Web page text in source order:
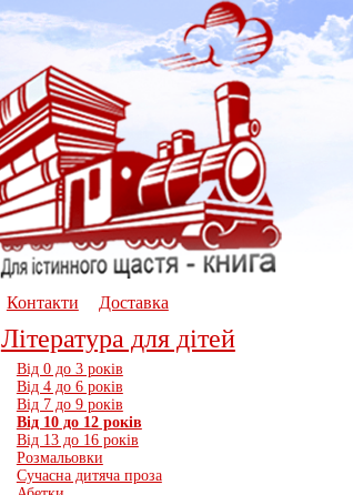
Контакти Доставка
Література для дітей
Вiд 0 до 3 рокiв
Вiд 4 до 6 рокiв
Вiд 7 до 9 рокiв
Вiд 10 до 12 рокiв
Вiд 13 до 16 рокiв
Розмальовки
Сучасна дитяча проза